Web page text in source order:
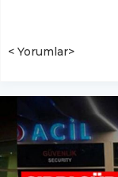
< Yorumlar>